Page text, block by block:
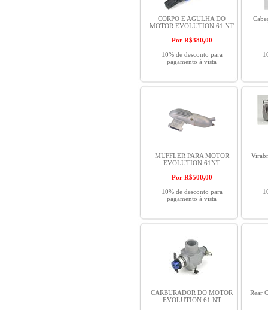
CORPO E AGULHA DO
MOTOR EVOLUTION 61 NT
Por R$380,00
10% de desconto para
pagamento à vista
MUFFLER PARA MOTOR
EVOLUTION 61NT
Por R$500,00
10% de desconto para
pagamento à vista
CARBURADOR DO MOTOR
EVOLUTION 61 NT
Rear